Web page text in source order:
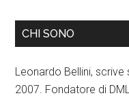
CHI SONO
Leonardo Bellini,
2007. Fondatore di